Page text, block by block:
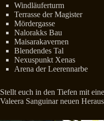
Windläuferturm
Terrasse der Magister
Mördergasse
Nalorakks Bau
Maisarakavernen
Blendendes Tal
Nexuspunkt Xenas
Arena der Leerennarbe
Stellt euch in den Tiefen mit
Valeera Sanguinar neuen